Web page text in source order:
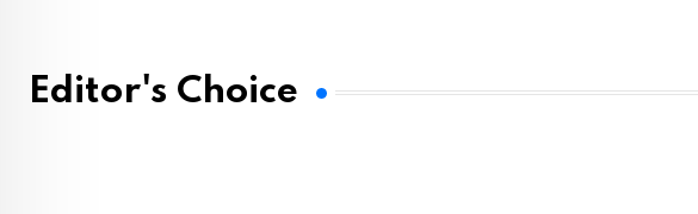
Editor's Choice